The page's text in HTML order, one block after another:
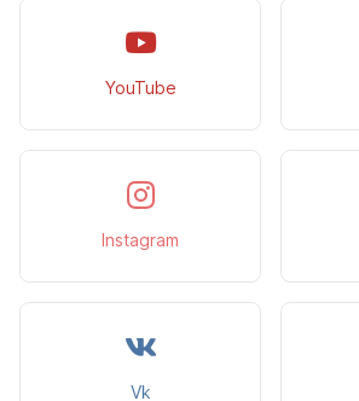
YouTube
Instagram
Vk